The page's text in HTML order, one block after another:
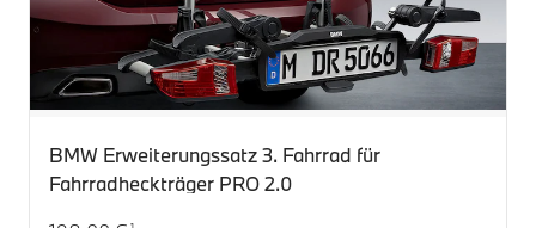
BMW Erweiterungssatz 3. Fahrrad für
Fahrradheckträger PRO 2.0